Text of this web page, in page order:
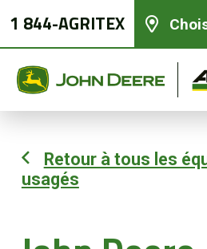
1 844-AGRITEX
Retour à tous les
usagés
Équipements neufs
Équipements usagés